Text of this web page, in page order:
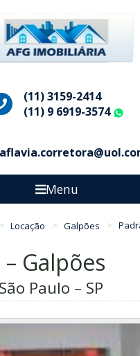
(11) 3159-2414
(11) 9 6919-3574
Menu
Locação Galpões
– Galpões
Paulo – SP